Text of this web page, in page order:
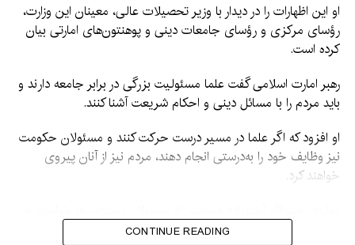
او این اظهارات را در دیدار با وزیر تحصیلات عالی، معینان این وزارت،
رؤسای مرکزی و رؤسای جامعات دینی و پوهنتون‌های امارتی بیان
کرده است.
رهبر امارت اسلامی گفت علما مسئولیت بزرگی در برابر جامعه دارند و
باید مردم را با مسائل دینی و احکام شریعت آشنا کنند.
او افزود که اگر علما در مسیر درست حرکت کنند و مسئولان حکومت
نیز وظایف خود را به‌درستی انجام دهند، مردم نیز از آنان پیروی
خواهند کرد.
آموزش و تربیت محصلان توجه جدی داشته باشند و آنان را در کنار
CONTINUE READING